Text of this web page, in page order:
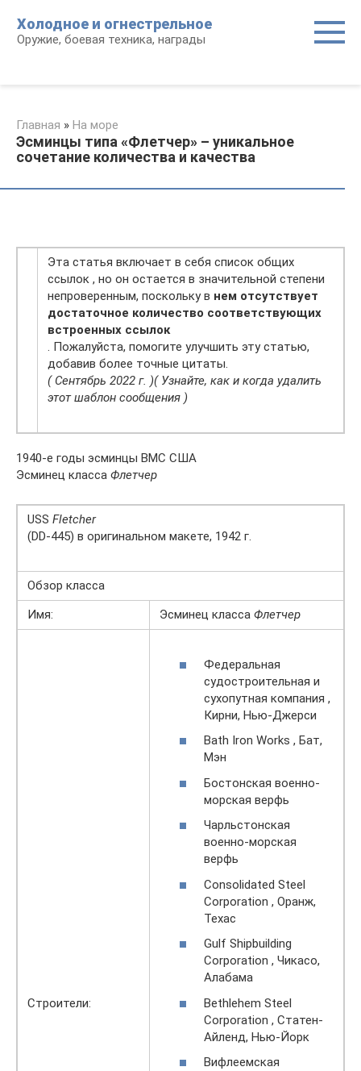
контенту
Холодное и огнестрельное
Оружие, боевая техника, награды
Главная » На море
Эсминцы типа «Флетчер» – уникальное
сочетание количества и качества
Эта статья включает в себя список общих
ссылок , но он остается в значительной степени
непроверенным, поскольку в нем отсутствует
достаточное количество соответствующих
встроенных ссылок
. Пожалуйста, помогите улучшить эту статью,
добавив более точные цитаты.
( Сентябрь 2022 г. )( Узнайте, как и когда удалить
этот шаблон сообщения )
1940-е годы эсминцы ВМС США
Эсминец класса Флетчер
USS Fletcher
(DD-445) в оригинальном макете, 1942 г.
Обзор класса
Имя:
Эсминец класса Флетчер
Строители:
Федеральная
судостроительная и
сухопутная компания ,
Кирни, Нью-Джерси
Bath Iron Works , Бат,
Мэн
Бостонская военно-
морская верфь
Чарльстонская
военно-морская
верфь
Consolidated Steel
Corporation , Оранж,
Техас
Gulf Shipbuilding
Corporation , Чикасо,
Алабама
Bethlehem Steel
Corporation , Статен-
Айленд, Нью-Йорк
Вифлеемская